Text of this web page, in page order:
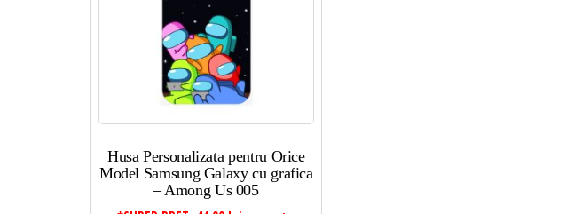
Husa Personalizata pentru Orice
Model Samsung Galaxy cu grafica
– Among Us 005